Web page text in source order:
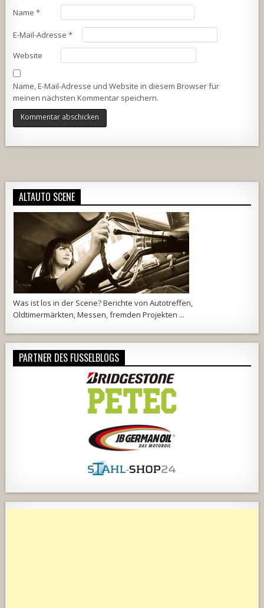
Name*
E-Mail-Adresse*
Website
Name, E-Mail-Adresse und Website in diesem Browser für
meinen nächsten Kommentar speichern.
ALTAUTO SCENE
Was ist los in der Scene? Berichte von Autotreffen,
Oldtimermärkten, Messen, fremden Projekten ...
PARTNER DES FUSSELBLOGS